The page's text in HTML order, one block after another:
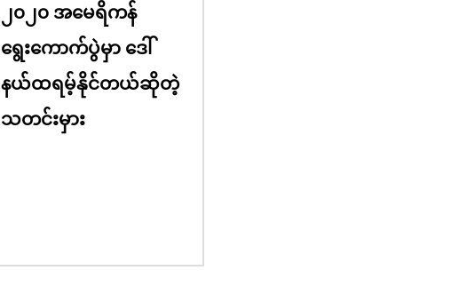
၂၀၂၀ အမေရိကန်
ရွေးကောက်ပွဲမှာ ဒေါ်
နယ်ထရမ့်နိုင်တယ်ဆိုတဲ့
သတင်းမှား